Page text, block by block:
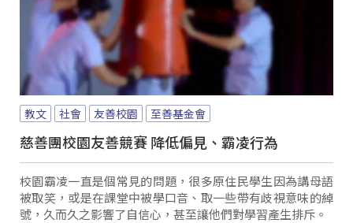
教文 社會 友善校園 至善基金會
慈善團校園友善競賽 降低偏見、霸凌行為
校園霸凌一直是個常見的問題，很多原住民學生因為講母語
被取笑，或是在課堂中被學口音、取一些帶有歧視意味的綽
號，久而久之影響了自信心，甚至讓他們對學習產生排斥。